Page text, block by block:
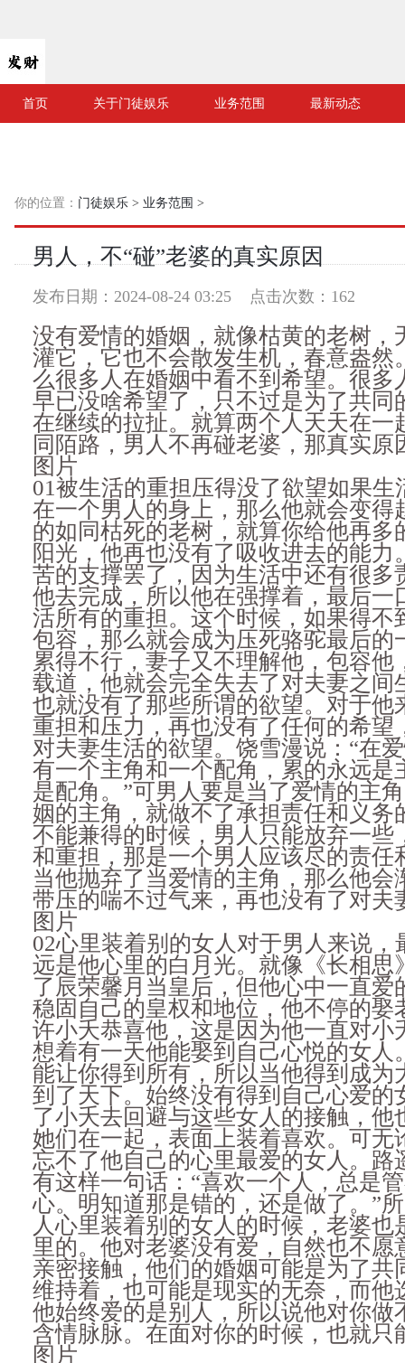
首页 关于门徒娱乐 业务范围 最新动态
你的位置： 门徒娱乐 > 业务范围 >
男人，不“碰”老婆的真实原因
发布日期：2024-08-24 03:25 点击次数：162
没有爱情的婚姻，就像枯黄的老树，
灌它，它也不会散发生机，春意盎然
么很多人在婚姻中看不到希望。很多
早已没啥希望了，只不过是为了共同
在继续的拉扯。就算两个人天天在一
同陌路，男人不再碰老婆，那真实原
图片
01被生活的重担压得没了欲望如果生
在一个男人的身上，那么他就会变得
的如同枯死的老树，就算你给他再多
阳光，他再也没有了吸收进去的能力
苦的支撑罢了，因为生活中还有很多
他去完成，所以他在强撑着，最后一
活所有的重担。这个时候，如果得不
包容，那么就会成为压死骆驼最后的
累得不行，妻子又不理解他，包容他
载道，他就会完全失去了对夫妻之间
也就没有了那些所谓的欲望。对于他
重担和压力，再也没有了任何的希望
对夫妻生活的欲望。饶雪漫说：“在
有一个主角和一个配角，累的永远是
是配角。”可男人要是当了爱情的主
姻的主角，就做不了承担责任和义务
不能兼得的时候，男人只能放弃一些
和重担，那是一个男人应该尽的责任
当他抛弃了当爱情的主角，那么他会
带压的喘不过气来，再也没有了对夫
图片
02心里装着别的女人对于男人来说，
远是他心里的白月光。就像《长相思
了辰荣馨月当皇后，但他心中一直爱
稳固自己的皇权和地位，他不停的娶
许小夭恭喜他，这是因为他一直对小
想着有一天他能娶到自己心悦的女人
能让你得到所有，所以当他得到成为
到了天下。始终没有得到自己心爱的
了小夭去回避与这些女人的接触，他
她们在一起，表面上装着喜欢。可无
忘不了他自己的心里最爱的女人。路
有这样一句话：“喜欢一个人，总是
心。明知道那是错的，还是做了。”
人心里装着别的女人的时候，老婆也
里的。他对老婆没有爱，自然也不愿
亲密接触，他们的婚姻可能是为了共
维持着，也可能是现实的无奈，而他
他始终爱的是别人，所以说他对你做
含情脉脉。在面对你的时候，也就只
图片